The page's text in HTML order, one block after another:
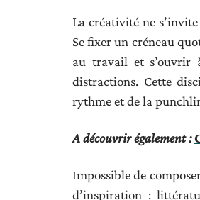
La créativité ne
Se fixer un créneau
au travail et s’ouvrir
distractions. Cette
rythme et de la
A découvrir également :
Impossible de
d’inspiration :